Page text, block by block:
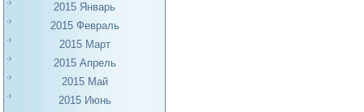
2015 Январь
2015 Февраль
2015 Март
2015 Апрель
2015 Май
2015 Июнь